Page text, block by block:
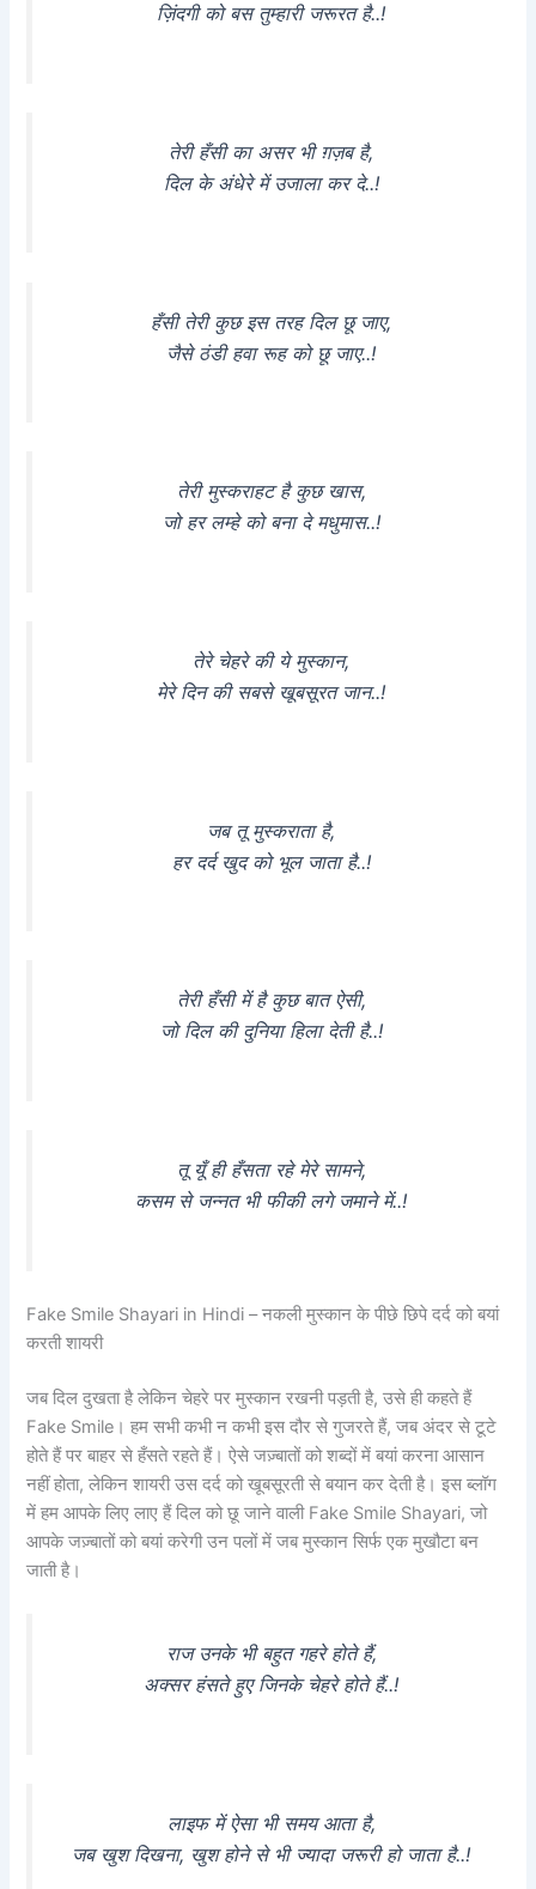
ज़िंदगी को बस तुम्हारी जरूरत है..!
तेरी हँसी का असर भी ग़ज़ब है,
दिल के अंधेरे में उजाला कर दे..!
हँसी तेरी कुछ इस तरह दिल छू जाए,
जैसे ठंडी हवा रूह को छू जाए..!
तेरी मुस्कराहट है कुछ खास,
जो हर लम्हे को बना दे मधुमास..!
तेरे चेहरे की ये मुस्कान,
मेरे दिन की सबसे खूबसूरत जान..!
जब तू मुस्कराता है,
हर दर्द खुद को भूल जाता है..!
तेरी हँसी में है कुछ बात ऐसी,
जो दिल की दुनिया हिला देती है..!
तू यूँ ही हँसता रहे मेरे सामने,
कसम से जन्नत भी फीकी लगे जमाने में..!
Fake Smile Shayari in Hindi – नकली मुस्कान के पीछे छिपे दर्द को बयां
करती शायरी
जब दिल दुखता है लेकिन चेहरे पर मुस्कान रखनी पड़ती है, उसे ही कहते हैं
Fake Smile। हम सभी कभी न कभी इस दौर से गुजरते हैं, जब अंदर से टूटे
होते हैं पर बाहर से हँसते रहते हैं। ऐसे जज़्बातों को शब्दों में बयां करना आसान
नहीं होता, लेकिन शायरी उस दर्द को खूबसूरती से बयान कर देती है। इस ब्लॉग
में हम आपके लिए लाए हैं दिल को छू जाने वाली Fake Smile Shayari, जो
आपके जज़्बातों को बयां करेगी उन पलों में जब मुस्कान सिर्फ एक मुखौटा बन
जाती है।
राज उनके भी बहुत गहरे होते हैं,
अक्सर हंसते हुए जिनके चेहरे होते हैं..!
लाइफ में ऐसा भी समय आता है,
जब खुश दिखना, खुश होने से भी ज्यादा जरूरी हो जाता है..!